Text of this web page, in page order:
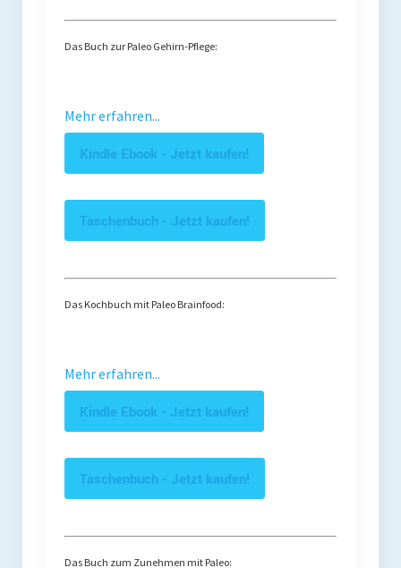
Das Buch zur Paleo Gehirn-Pflege:
Mehr erfahren...
Kindle Ebook - Jetzt kaufen!
Taschenbuch - Jetzt kaufen!
Das Kochbuch mit Paleo Brainfood:
Mehr erfahren...
Kindle Ebook - Jetzt kaufen!
Taschenbuch - Jetzt kaufen!
Das Buch zum Zunehmen mit Paleo: